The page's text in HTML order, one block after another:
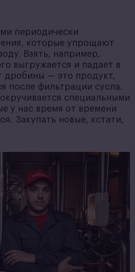
периодически
которые упрощают
Взять, например,
выгружается и падает в
дробины — это продукт,
после фильтрации сусла.
специальными
у нас время от времени
Закупать новые, кстати,